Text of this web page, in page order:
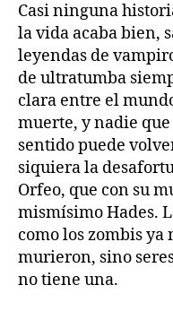
Casi ninguna
la vida acaba bien,
leyendas de
de ultratumba
clara entre el
muerte, y nadie
sentido puede
siquiera la
Orfeo, que con su
mismísimo Hades.
como los zombis ya
murieron, sino
no tiene una.